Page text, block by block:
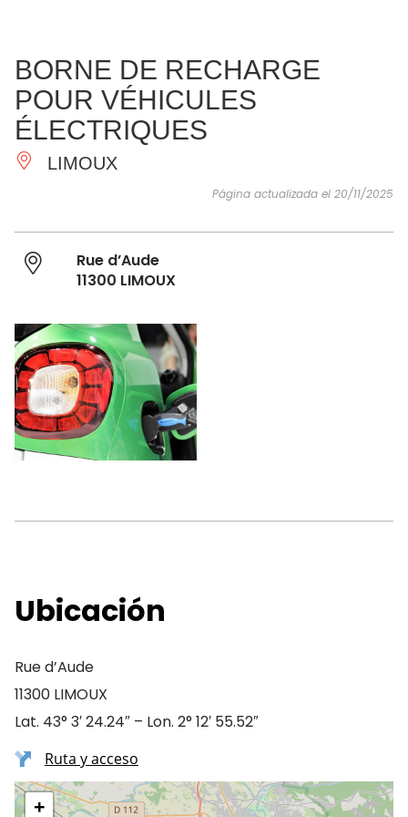
IMPRESCINDIBLES
HACER
INSPIRACIONES
BORNE DE RECHARGE
POUR VÉHICULES
ÉLECTRIQUES
LIMOUX
Página actualizada el 20/11/2025
Rue d’Aude
11300 LIMOUX
Ubicación
Rue d’Aude
11300 LIMOUX
Lat. 43° 3′ 24.24″ – Lon. 2° 12′ 55.52″
Ruta y acceso
+